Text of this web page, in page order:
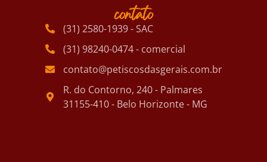
contato
(31) 2580-1939 - SAC
(31) 98240-0474 - comercial
contato@petiscosdasgerais.com.br
R. do Contorno, 240 - Palmares
31155-410 - Belo Horizonte - MG